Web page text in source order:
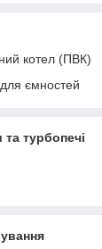
котел (ПВК)
для ємностей
турбопечі